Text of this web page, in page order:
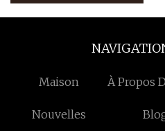
Maison À Propos
Nouvelles